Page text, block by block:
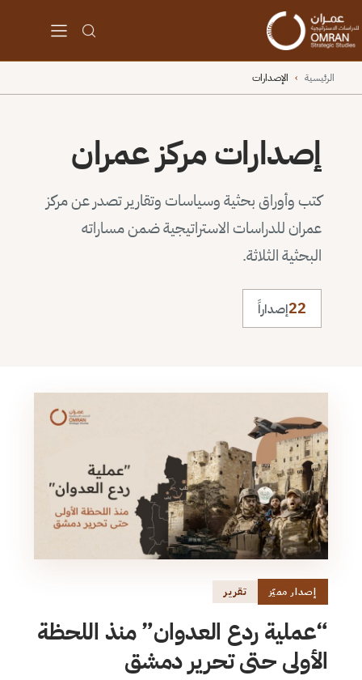
الرئيسية › الإصدارات
إصدارات مركز عمران
كتب وأوراق بحثية وسياسات وتقارير تصدر عن مركز
عمران للدراسات الاستراتيجية ضمن مساراته
البحثية الثلاثة.
22إصداراً
إصدار مميّز تقرير
“عملية ردع العدوان” منذ اللحظة
الأولى حتى تحرير دمشق